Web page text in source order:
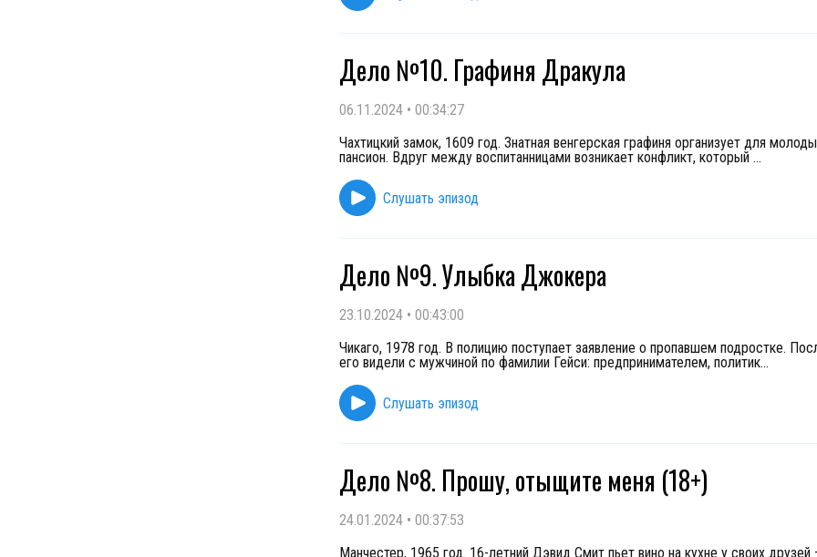
Дело №10. Графиня Дракула
06.11.2024 • 00:34:27
Чахтицкий замок, 1609 год. Знатная венгерская графиня организует для
пансион. Вдруг между воспитанницами возникает конфликт, который ...
Слушать эпизод
Дело №9. Улыбка Джокера
23.10.2024 • 00:43:00
Чикаго, 1978 год. В полицию поступает заявление о пропавшем подростке.
его видели с мужчиной по фамилии Гейси: предпринимателем, политик...
Слушать эпизод
Дело №8. Прошу, отыщите меня (18+)
24.01.2024 • 00:37:53
Манчестер, 1965 год. 16-летний Дэвид Смит пьет вино на кухне у своих